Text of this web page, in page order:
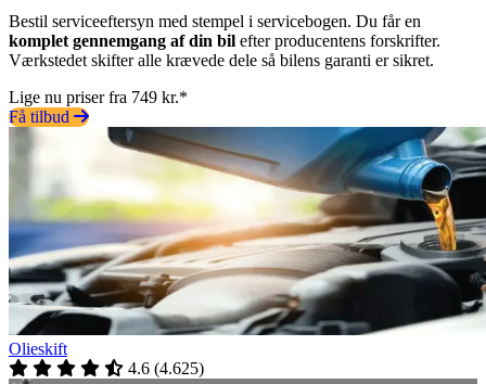
Bestil serviceeftersyn med stempel i servicebogen. Du får en
komplet gennemgang af din bil efter producentens forskrifter.
Værkstedet skifter alle krævede dele så bilens garanti er sikret.
Lige nu priser fra 749 kr.*
Få tilbud
Olieskift
4.6 (4.625)